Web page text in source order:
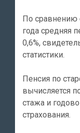
По сравнению
года средняя
0,6%,
статистики.
Пенсия по
вычисляется
стажа и
страхования.